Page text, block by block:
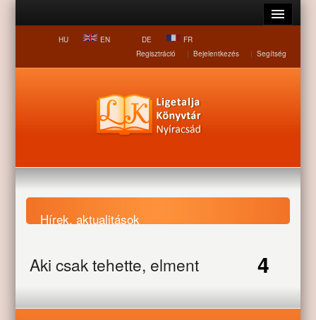
HU EN DE
FR
Regisztráció
| Bejelentkezés | Segítség
Hírek, aktualitások
Nyitólap Hírek, aktualitások
Aki csak tehette, elment
Aki csak tehette, elment 4